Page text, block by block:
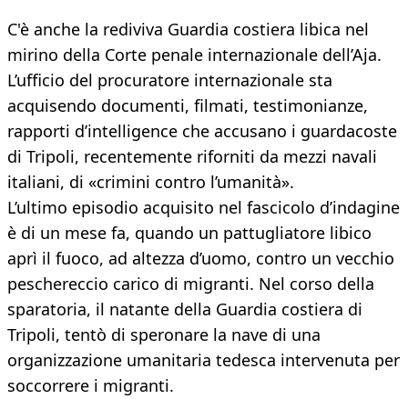
C'è anche la rediviva Guardia costiera libica nel
mirino della Corte penale internazionale dell’Aja.
L’ufficio del procuratore internazionale sta
acquisendo documenti, filmati, testimonianze,
rapporti d’intelligence che accusano i guardacoste
di Tripoli, recentemente riforniti da mezzi navali
italiani, di «crimini contro l’umanità».
L’ultimo episodio acquisito nel fascicolo d’indagine
è di un mese fa, quando un pattugliatore libico
aprì il fuoco, ad altezza d’uomo, contro un vecchio
peschereccio carico di migranti. Nel corso della
sparatoria, il natante della Guardia costiera di
Tripoli, tentò di speronare la nave di una
organizzazione umanitaria tedesca intervenuta per
soccorrere i migranti.